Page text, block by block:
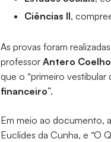
Ciências II,
As provas foram
professorAntero
que o “primeiro vestibular
financeiro”.
Em meio ao documento,
Euclides da Cunha, e “O